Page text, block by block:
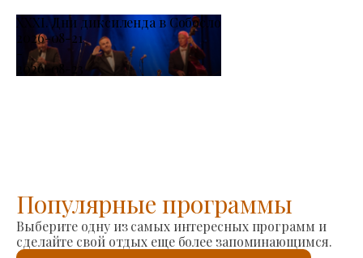
XXXI. Дни диксиленда в Собосло
2026-08-21
-
2026-08-23
Популярные программы
Выберите одну из самых интересных программ и
сделайте свой отдых еще более запоминающимся.